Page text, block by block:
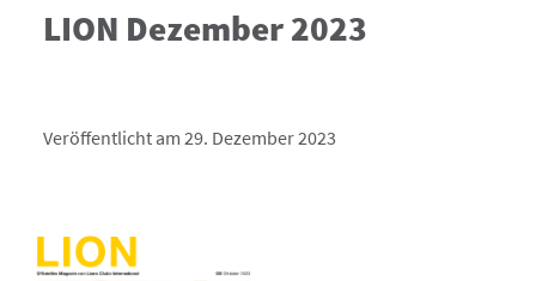
LION Dezember 2023
Veröffentlicht am 29. Dezember 2023